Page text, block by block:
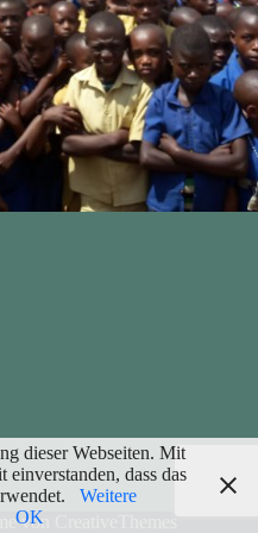
von
dieser Webseiten. Mit
dass das
Weitere
OK